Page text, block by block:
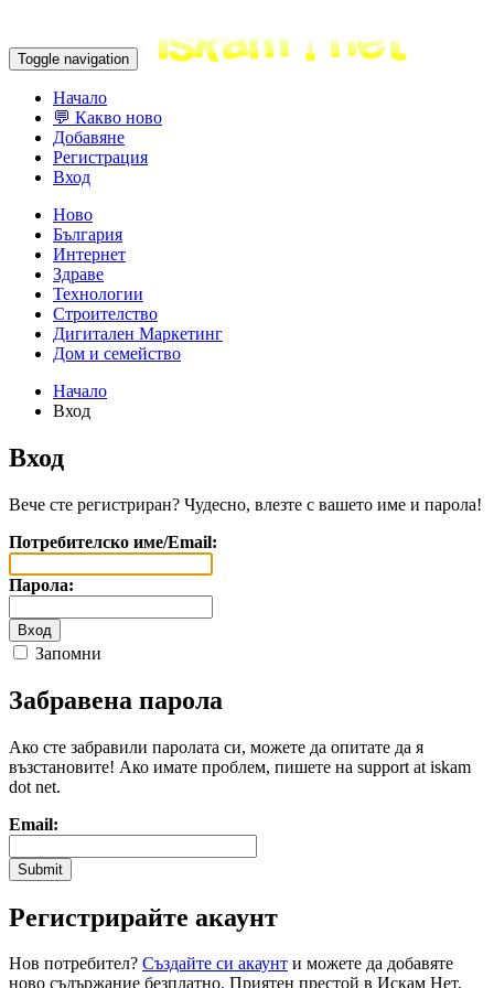
Toggle navigation
Начало
💬 Какво ново
Добавяне
Регистрация
Вход
Ново
България
Интернет
Здраве
Технологии
Строителство
Дигитален Маркетинг
Дом и семейство
Начало
Вход
Вход
Вече сте регистриран? Чудесно, влезте с вашето име и парола!
Потребителско име/Email:
Парола:
Запомни
Забравена парола
Ако сте забравили паролата си, можете да опитате да я
възстановите! Ако имате проблем, пишете на support at iskam
dot net.
Email:
Регистрирайте акаунт
Нов потребител? Създайте си акаунт и можете да добавяте
ново съдържание безплатно. Приятен престой в Искам Нет.